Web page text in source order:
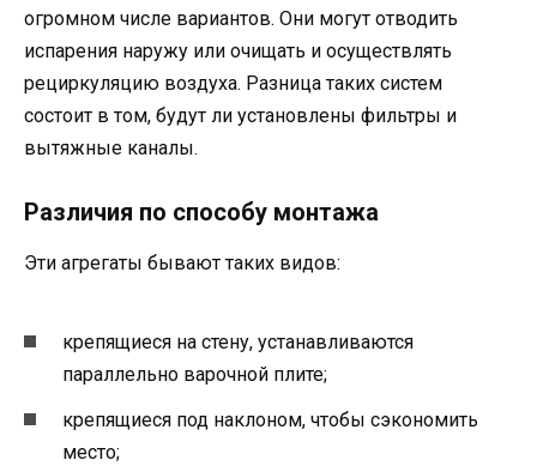
огромном числе вариантов. Они могут отводить
испарения наружу или очищать и осуществлять
рециркуляцию воздуха. Разница таких систем
состоит в том, будут ли установлены фильтры и
вытяжные каналы.
Различия по способу монтажа
Эти агрегаты бывают таких видов:
крепящиеся на стену, устанавливаются
параллельно варочной плите;
крепящиеся под наклоном, чтобы сэкономить
место;